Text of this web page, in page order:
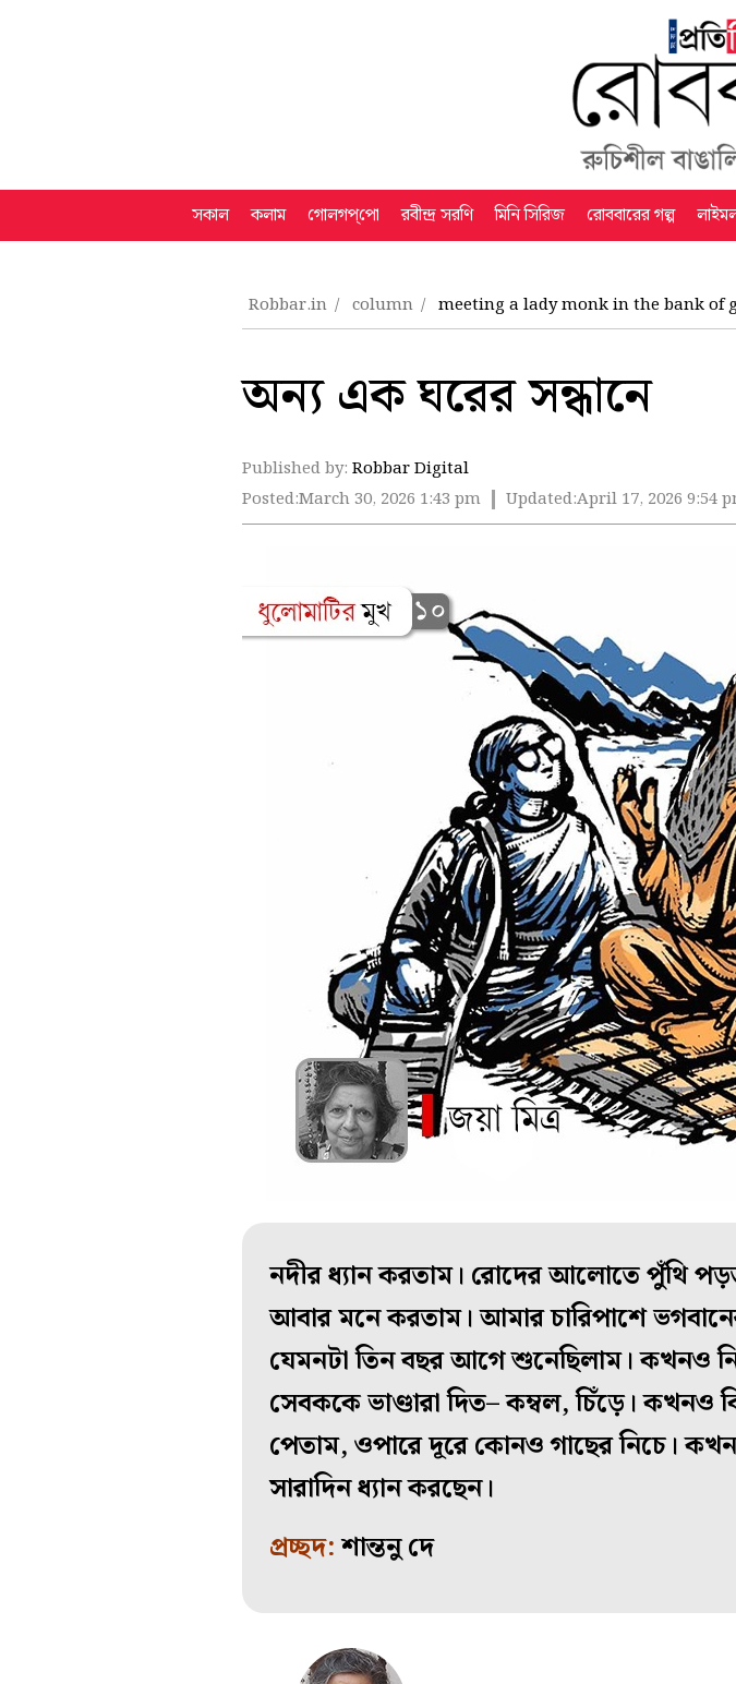
সকাল কলাম গোলগপ্‌পো রবীন্দ্র সরণি মিনি সিরিজ রোববারের গল্প
Robbar.in column meeting a lady monk in the bank of
অন্য এক ঘরের সন্ধানে
Published by: Robbar Digital
Posted:March 30, 2026 1:43 pm Updated:April 17, 2026 9:54
নদীর ধ্যান করতাম। রোদের আলোতে পুঁথি
আবার মনে করতাম। আমার চারিপাশে
যেমনটা তিন বছর আগে শুনেছিলাম। কখনও
সেবককে ভাণ্ডারা দিত– কম্বল, চিঁড়ে। কখনও
পেতাম, ওপারে দূরে কোনও গাছের নিচে।
সারাদিন ধ্যান করছেন।
প্রচ্ছদ:শান্তনু দে